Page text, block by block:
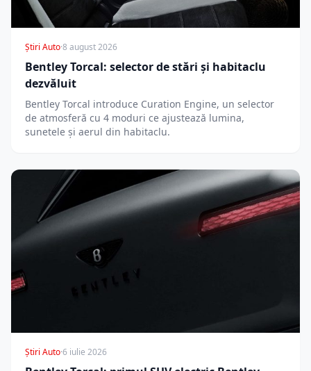
Știri Auto·8 august 2026
Bentley Torcal: selector de stări și habitaclu
dezvăluit
Bentley Torcal introduce Curation Engine, un selector
de atmosferă cu 4 moduri ce ajustează lumina,
sunetele și aerul din habitaclu.
Știri Auto·6 iulie 2026